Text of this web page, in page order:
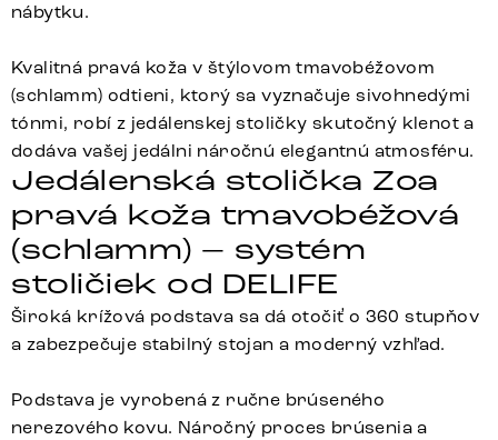
nábytku.
Kvalitná pravá koža v štýlovom tmavobéžovom
(schlamm) odtieni, ktorý sa vyznačuje sivohnedými
tónmi, robí z jedálenskej stoličky skutočný klenot a
dodáva vašej jedálni náročnú elegantnú atmosféru.
Jedálenská stolička Zoa
pravá koža tmavobéžová
(schlamm) – systém
stoličiek od DELIFE
Široká krížová podstava sa dá otočiť o 360 stupňov
a zabezpečuje stabilný stojan a moderný vzhľad.
Podstava je vyrobená z ručne brúseného
nerezového kovu. Náročný proces brúsenia a